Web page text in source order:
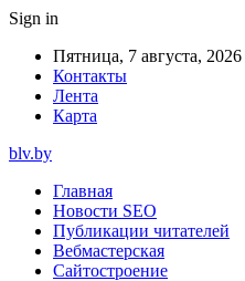
Sign in
Пятница, 7 августа, 2026
Контакты
Лента
Карта
blv.by
Главная
Новости SEO
Публикации читателей
Вебмастерская
Сайтостроение